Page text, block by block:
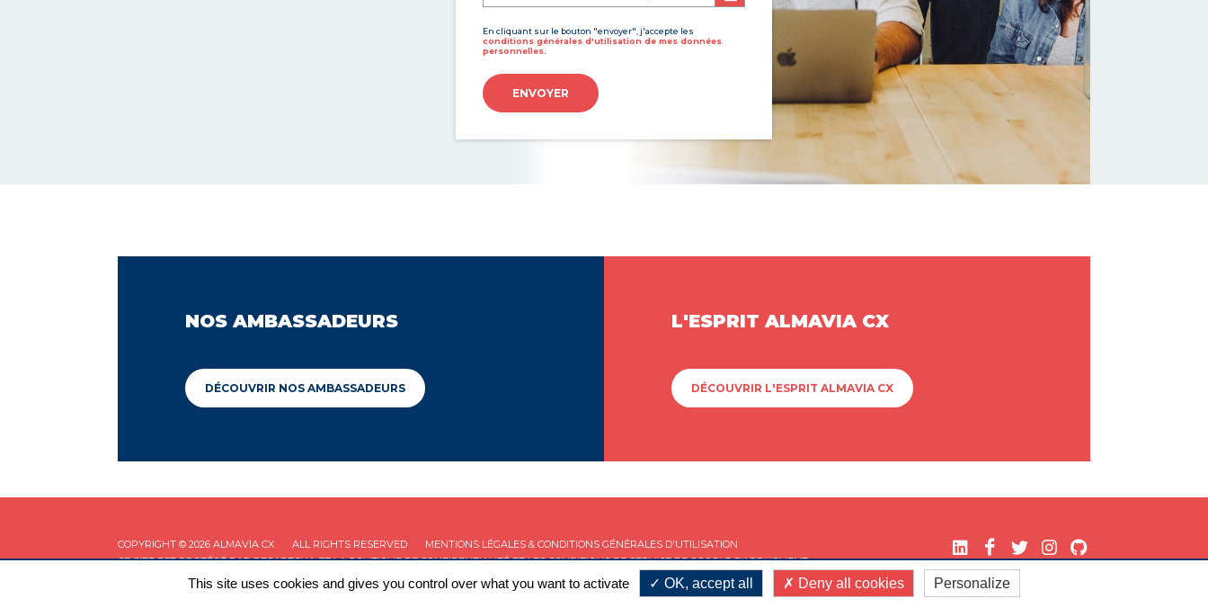
En cliquant sur le bouton "envoyer", j'accepte les
conditions générales d'utilisation de mes données
personnelles.
ENVOYER
NOS AMBASSADEURS
DÉCOUVRIR NOS AMBASSADEURS
L'ESPRIT ALMAVIA CX
DÉCOUVRIR L'ESPRIT ALMAVIA CX
COPYRIGHT © 2026 ALMAVIA CX ALL RIGHTS RESERVED
MENTIONS LÉGALES & CONDITIONS GÉNÉRALES D'UTILISATION
CE SITE EST PROTÉGÉ PAR RECAPTCHA ET LAPOLITIQUE DE CONFIDENTIALITÉET LESCONDITIONS DE SERVICEDE GOOGLE S'APPLIQUENT.
This site uses cookies and gives you control over what you want to activate OK, accept all Deny all cookies Personalize